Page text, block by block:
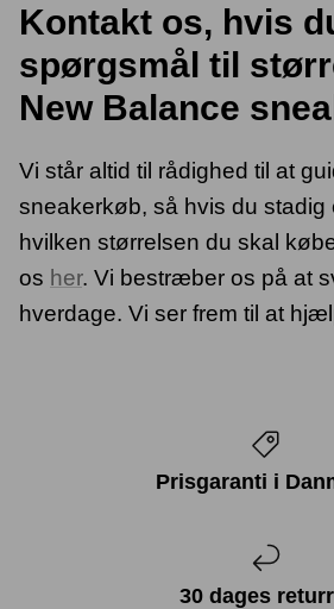
Kontakt os, hvis
spørgsmål til
New Balance
Vi står altid til rådighed til at
sneakerkøb, så hvis du stadig
hvilken størrelsen du skal
os her. Vi bestræber os på at
hverdage. Vi ser frem til at
Prisgaranti i
30 dages